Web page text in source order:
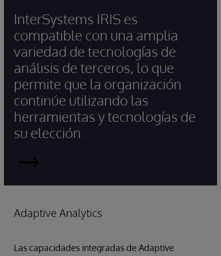
InterSystems IRIS es
compatible con una amplia
variedad de tecnologías de
análisis de terceros, lo que
permite que la organización
continúe utilizando las
herramientas y tecnologías de
su elección.
InterSystems
IRIS
Adaptive Analytics
Las capacidades integradas de Adaptive